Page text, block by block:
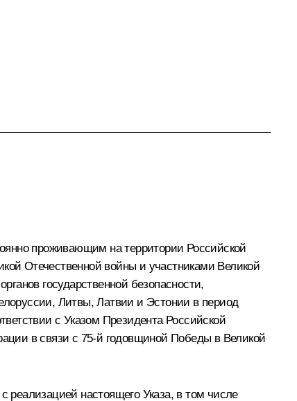
проживающим на территории Российской
Отечественной войны и участниками Великой
государственной безопасности,
Литвы, Латвии и Эстонии в период
с Указом Президента Российской
в связи с 75-й годовщиной Победы в Великой
реализацией настоящего Указа, в том числе